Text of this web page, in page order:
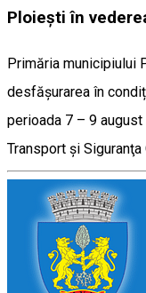
Ploiești în
Primăria municipiului
desfășurarea în
perioada 7 – 9
Transport şi Siguranţa